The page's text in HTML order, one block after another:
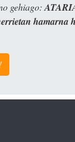
gehiago:
hamarna